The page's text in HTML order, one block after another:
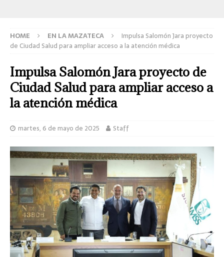
HOME EN LA MAZATECA
Impulsa Salomón Jara proyecto
de Ciudad Salud para ampliar acceso a la atención médica
Impulsa Salomón Jara proyecto de
Ciudad Salud para ampliar acceso a
la atención médica
martes, 6 de mayo de 2025 Staff